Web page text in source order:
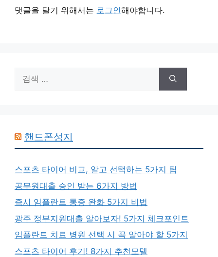
댓글을 달기 위해서는 로그인해야합니다.
색:
핸드폰성지
스포츠 타이어 비교, 알고 선택하는 5가지 팁
공무원대출 승인 받는 6가지 방법
즉시 임플란트 통증 완화 5가지 비법
광주 정부지원대출 알아보자! 5가지 체크포인트
임플란트 치료 병원 선택 시 꼭 알아야 할 5가지
스포츠 타이어 후기! 8가지 추천모델